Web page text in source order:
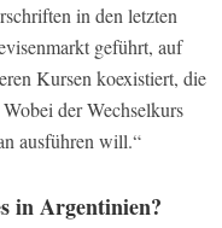
in den letzten
geführt, auf
Kursen koexistiert, die
der Wechselkurs
ausführen will.“
in Argentinien?